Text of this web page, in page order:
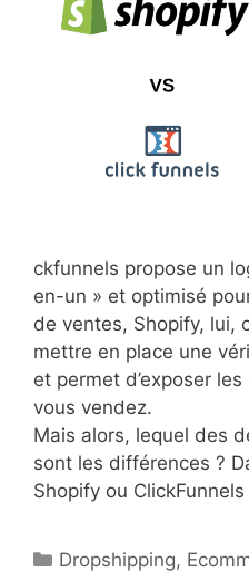
ckfunnels propose un
en-un » et optimisé
de ventes, Shopify, lui,
mettre en place une
et permet d’exposer
vous vendez.
Mais alors, lequel des
sont les différences ?
Shopify ou ClickFunnels
Catégories
Dropshipping,